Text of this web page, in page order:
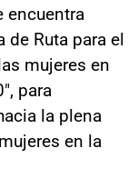
encuentra
de Ruta para el
mujeres en
para
la plena
en la